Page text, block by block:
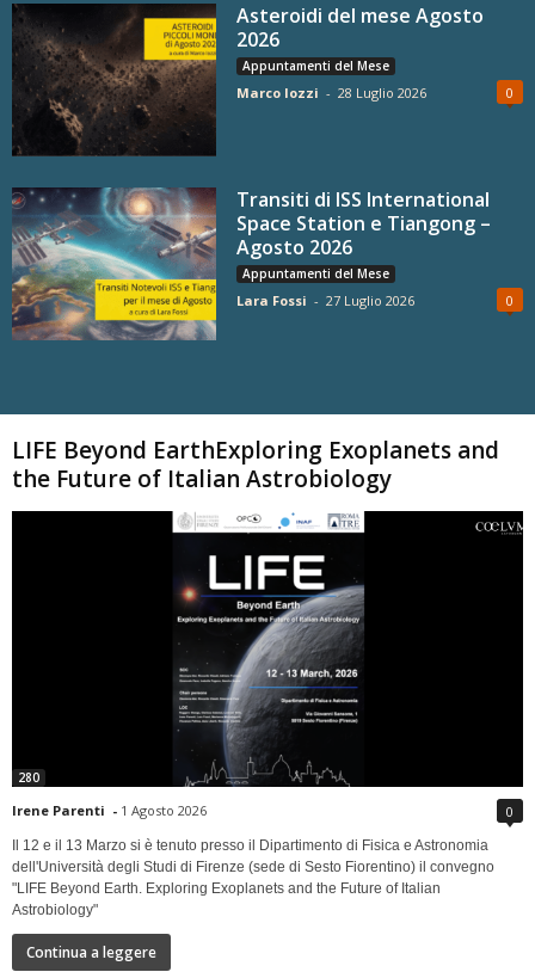
Asteroidi del mese Agosto
2026
Appuntamenti del Mese
Marco Iozzi - 28 Luglio 2026 0
Transiti di ISS International
Space Station e Tiangong –
Agosto 2026
Appuntamenti del Mese
Lara Fossi - 27 Luglio 2026 0
LIFE Beyond EarthExploring Exoplanets and
the Future of Italian Astrobiology
280
Irene Parenti - 1 Agosto 2026 0
Il 12 e il 13 Marzo si è tenuto presso il Dipartimento di Fisica e Astronomia
dell'Università degli Studi di Firenze (sede di Sesto Fiorentino) il convegno
"LIFE Beyond Earth. Exploring Exoplanets and the Future of Italian
Astrobiology"
Continua a leggere